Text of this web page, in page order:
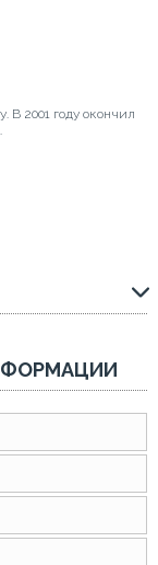
В 2001 году окончил